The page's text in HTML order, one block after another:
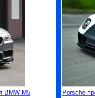
BMW M5
Porsche